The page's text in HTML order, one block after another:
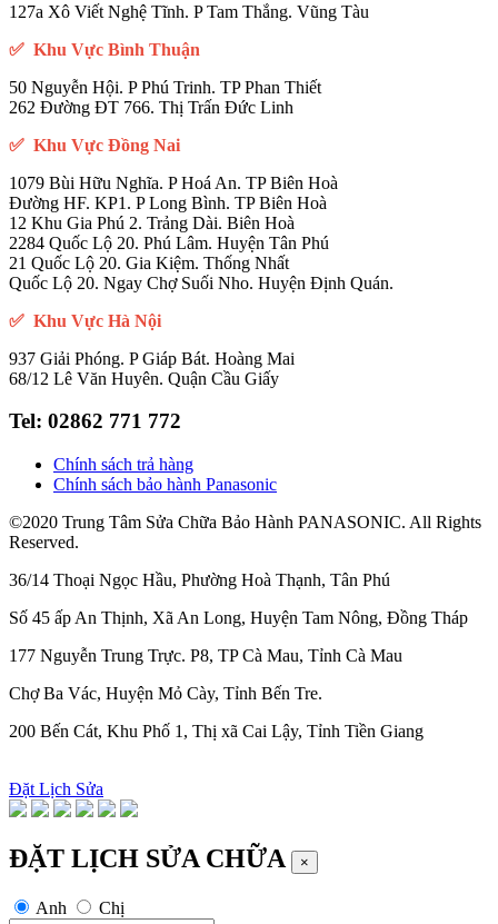
127a Xô Viết Nghệ Tĩnh. P Tam Thắng. Vũng Tàu
✅ Khu Vực Bình Thuận
50 Nguyễn Hội. P Phú Trinh. TP Phan Thiết
262 Đường ĐT 766. Thị Trấn Đức Linh
✅ Khu Vực Đồng Nai
1079 Bùi Hữu Nghĩa. P Hoá An. TP Biên Hoà
Đường HF. KP1. P Long Bình. TP Biên Hoà
12 Khu Gia Phú 2. Trảng Dài. Biên Hoà
2284 Quốc Lộ 20. Phú Lâm. Huyện Tân Phú
21 Quốc Lộ 20. Gia Kiệm. Thống Nhất
Quốc Lộ 20. Ngay Chợ Suối Nho. Huyện Định Quán.
✅ Khu Vực Hà Nội
937 Giải Phóng. P Giáp Bát. Hoàng Mai
68/12 Lê Văn Huyên. Quận Cầu Giấy
Tel: 02862 771 772
Chính sách trả hàng
Chính sách bảo hành Panasonic
©2020 Trung Tâm Sửa Chữa Bảo Hành PANASONIC. All Rights
Reserved.
36/14 Thoại Ngọc Hầu, Phường Hoà Thạnh, Tân Phú
Số 45 ấp An Thịnh, Xã An Long, Huyện Tam Nông, Đồng Tháp
177 Nguyễn Trung Trực. P8, TP Cà Mau, Tỉnh Cà Mau
Chợ Ba Vác, Huyện Mỏ Cày, Tỉnh Bến Tre.
200 Bến Cát, Khu Phố 1, Thị xã Cai Lậy, Tỉnh Tiền Giang
Đặt Lịch Sửa
ĐẶT LỊCH SỬA CHỮA ×
Anh Chị